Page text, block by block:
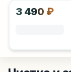
3 490 ₽